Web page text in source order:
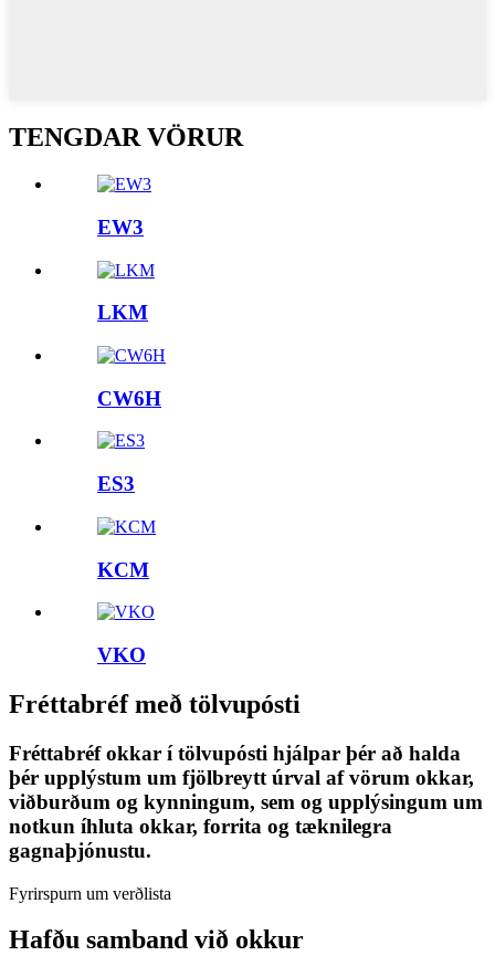
TENGDAR VÖRUR
EW3
LKM
CW6H
ES3
KCM
VKO
Fréttabréf með tölvupósti
Fréttabréf okkar í tölvupósti hjálpar þér að halda
þér upplýstum um fjölbreytt úrval af vörum okkar,
viðburðum og kynningum, sem og upplýsingum um
notkun íhluta okkar, forrita og tæknilegra
gagnaþjónustu.
Fyrirspurn um verðlista
Hafðu samband við okkur